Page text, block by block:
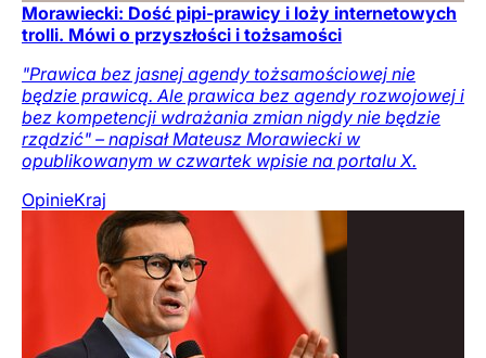
Morawiecki: Dość pipi-prawicy i loży internetowych
trolli. Mówi o przyszłości i tożsamości
"Prawica bez jasnej agendy tożsamościowej nie
będzie prawicą. Ale prawica bez agendy rozwojowej i
bez kompetencji wdrażania zmian nigdy nie będzie
rządzić" – napisał Mateusz Morawiecki w
opublikowanym w czwartek wpisie na portalu X.
OpinieKraj